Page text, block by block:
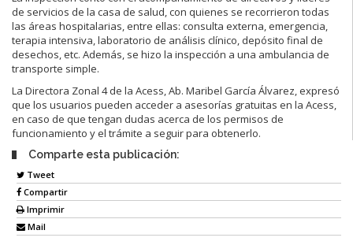
de servicios de la casa de salud, con quienes se recorrieron todas
las áreas hospitalarias, entre ellas: consulta externa, emergencia,
terapia intensiva, laboratorio de análisis clínico, depósito final de
desechos, etc. Además, se hizo la inspección a una ambulancia de
transporte simple.
La Directora Zonal 4 de la Acess, Ab. Maribel García Álvarez, expresó
que los usuarios pueden acceder a asesorías gratuitas en la Acess,
en caso de que tengan dudas acerca de los permisos de
funcionamiento y el trámite a seguir para obtenerlo.
Comparte esta publicación:
Tweet
Compartir
Imprimir
Mail